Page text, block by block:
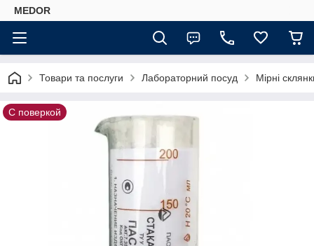
MEDOR
Товари та послуги Лабораторний посуд Мірні
С поверкой